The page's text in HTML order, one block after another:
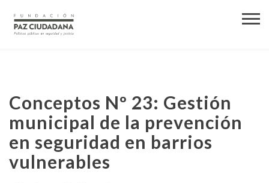
Conceptos Nº 23: Gestión
municipal de la prevención
en seguridad en barrios
vulnerables